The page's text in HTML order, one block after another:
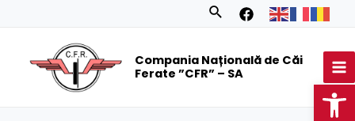
Search
Compania Națională de Căi
Ferate ”CFR” – SA